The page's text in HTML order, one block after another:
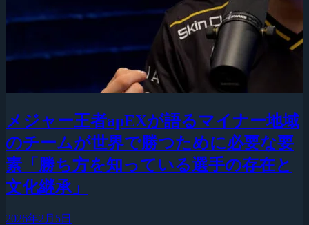
メジャー王者apEXが語るマイナー地域
のチームが世界で勝つために必要な要
素「勝ち方を知っている選手の存在と
文化継承」
2026年2月5日